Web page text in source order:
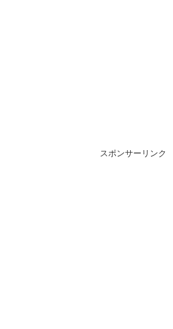
スポンサーリンク